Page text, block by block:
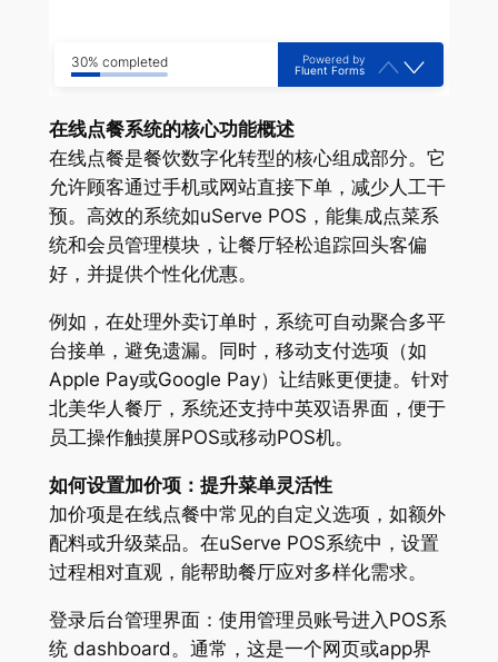
30% completed
Powered by
Fluent Forms
在线点餐系统的核心功能概述
在线点餐是餐饮数字化转型的核心组成部分。它
允许顾客通过手机或网站直接下单，减少人工干
预。高效的系统如uServe POS，能集成点菜系
统和会员管理模块，让餐厅轻松追踪回头客偏
好，并提供个性化优惠。
例如，在处理外卖订单时，系统可自动聚合多平
台接单，避免遗漏。同时，移动支付选项（如
Apple Pay或Google Pay）让结账更便捷。针对
北美华人餐厅，系统还支持中英双语界面，便于
员工操作触摸屏POS或移动POS机。
如何设置加价项：提升菜单灵活性
加价项是在线点餐中常见的自定义选项，如额外
配料或升级菜品。在uServe POS系统中，设置
过程相对直观，能帮助餐厅应对多样化需求。
登录后台管理界面：使用管理员账号进入POS系
统 dashboard。通常，这是一个网页或app界